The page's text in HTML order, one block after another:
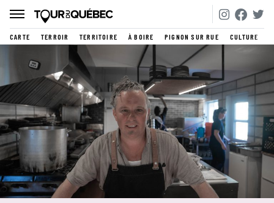
CARTE TERROIR TERRITOIRE À BOIRE PIGNON SUR RUE CULTURE